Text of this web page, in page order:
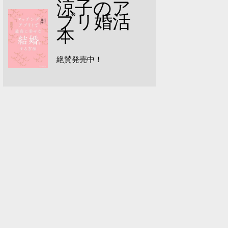
涼子のア
プリ婚活
本
絶賛発売中！